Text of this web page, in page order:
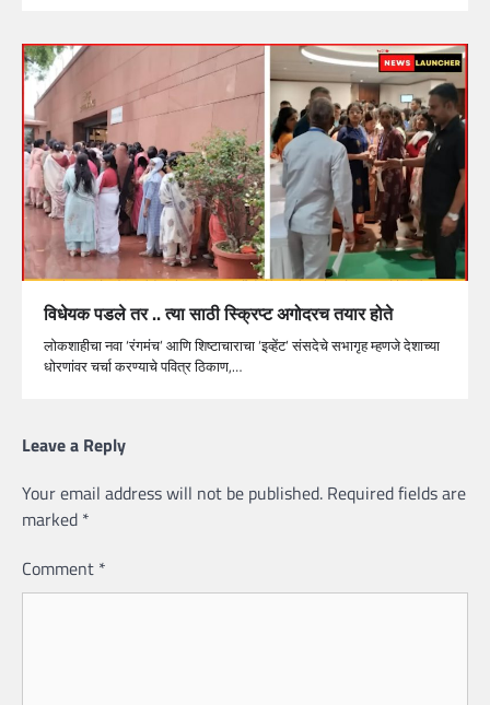
विधेयक पडले तर .. त्या साठी स्क्रिप्ट अगोदरच तयार होते
लोकशाहीचा नवा ‘रंगमंच’ आणि शिष्टाचाराचा ‘इव्हेंट’ संसदेचे सभागृह म्हणजे देशाच्या
धोरणांवर चर्चा करण्याचे पवित्र ठिकाण,…
Leave a Reply
Your email address will not be published. Required fields are
marked *
Comment *